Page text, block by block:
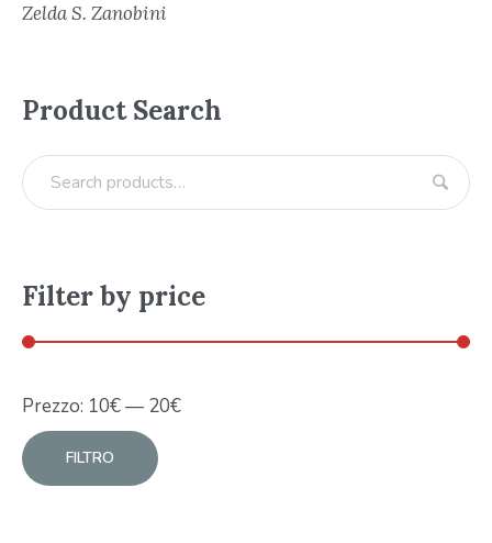
Zelda S. Zanobini
Product Search
Filter by price
FILTRO
Prezzo: 10€— 20€